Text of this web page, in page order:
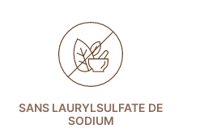
SANS LAURYLSULFATE DE
SODIUM